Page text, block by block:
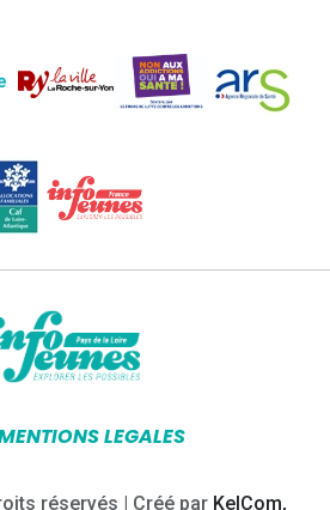
LEGALES
réservés | Créé par KelCom,